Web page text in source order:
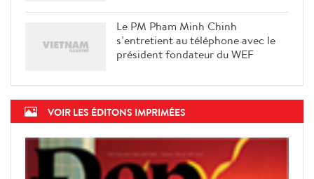
Le PM Pham Minh Chinh
s’entretient au téléphone avec le
président fondateur du WEF
VOIR LES ÉDITONS IMPRIMÉES